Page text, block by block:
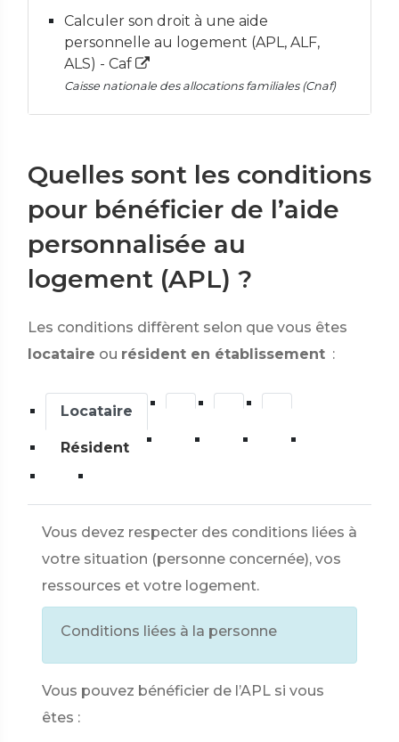
Calculer son droit à une aide
personnelle au logement (APL, ALF,
ALS) - Caf
Caisse nationale des allocations familiales (Cnaf)
Quelles sont les conditions
pour bénéficier de l’aide
personnalisée au
logement (APL) ?
Les conditions diffèrent selon que vous êtes
locataire ou résident en établissement :
Locataire
Résident
Vous devez respecter des conditions liées à
votre situation (personne concernée), vos
ressources et votre logement.
Conditions liées à la personne
Vous pouvez bénéficier de l’APL si vous
êtes :